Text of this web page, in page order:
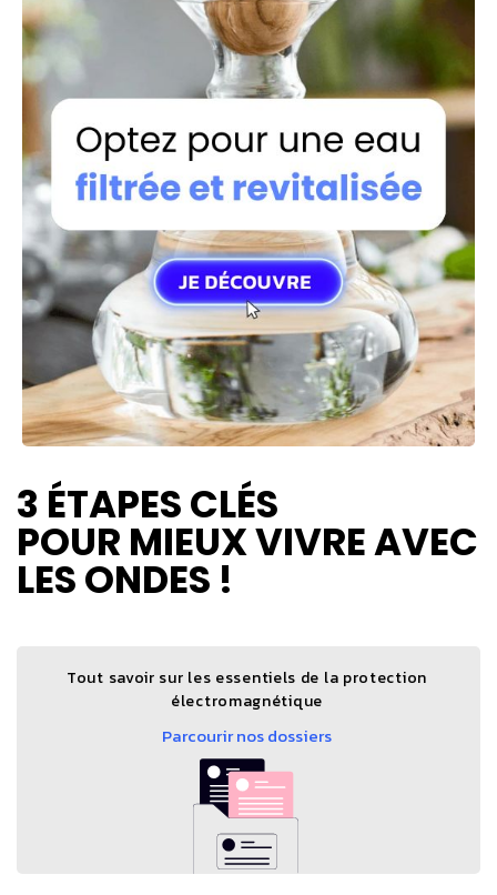
3 ÉTAPES CLÉS
POUR MIEUX VIVRE AVEC
LES ONDES !
Tout savoir sur les essentiels de la protection
électromagnétique
Parcourir nos dossiers